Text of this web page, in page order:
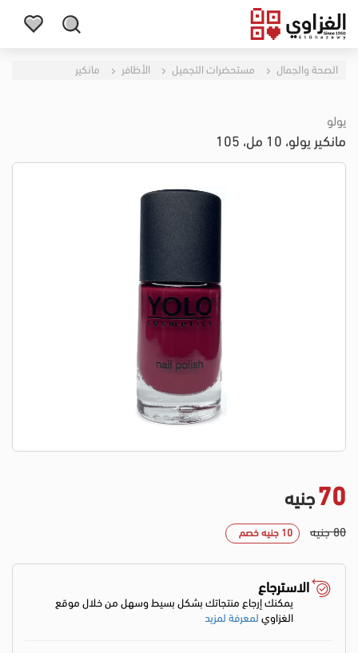
الصحة والجمال مستحضرات التجميل الأظافر مانكير
يولو
مانكير يولو، 10 مل، 105
70جنيه
80 جنيه 10 جنيه خصم
الاسترجاع
يمكنك إرجاع منتجاتك بشكل بسيط وسهل من خلال موقع
الغزاويلمعرفة لمزيد